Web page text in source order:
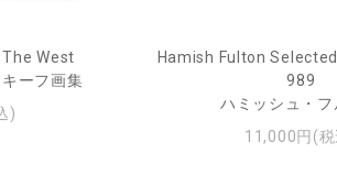
West
ーフ画集
)
Hamish Fulton
989
ハミッシュ・フ
11,000円(税